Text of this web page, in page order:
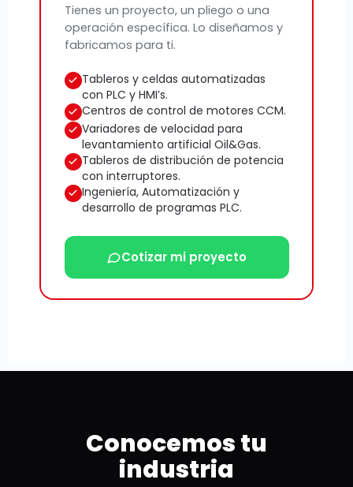
Tienes un proyecto, un pliego o una
operación específica. Lo diseñamos y
fabricamos para ti.
Tableros y celdas automatizadas
con PLC y HMI’s.
Centros de control de motores CCM.
Variadores de velocidad para
levantamiento artificial Oil&Gas.
Tableros de distribución de potencia
con interruptores.
Ingeniería, Automatización y
desarrollo de programas PLC.
Cotizar mi proyecto
Conocemos tu
industria